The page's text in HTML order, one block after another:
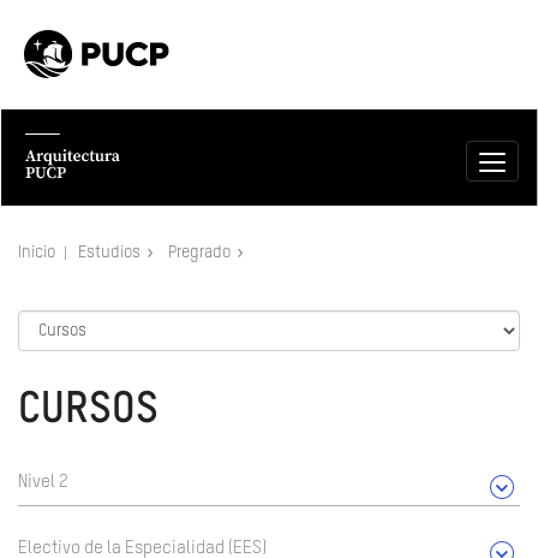
Inicio Estudios Pregrado
CURSOS
Nivel 2
Electivo de la Especialidad (EES)